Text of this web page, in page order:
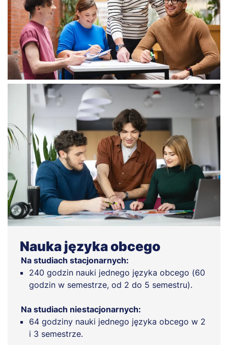
Nauka języka obcego
Na studiach stacjonarnych:
240 godzin nauki jednego języka obcego (60
godzin w semestrze, od 2 do 5 semestru).
Na studiach niestacjonarnych:
64 godziny nauki jednego języka obcego w 2
i 3 semestrze.